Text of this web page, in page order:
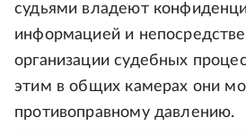
судьями владеют
информацией и
организации судебных
этим в общих камерах они
противоправному давлению.